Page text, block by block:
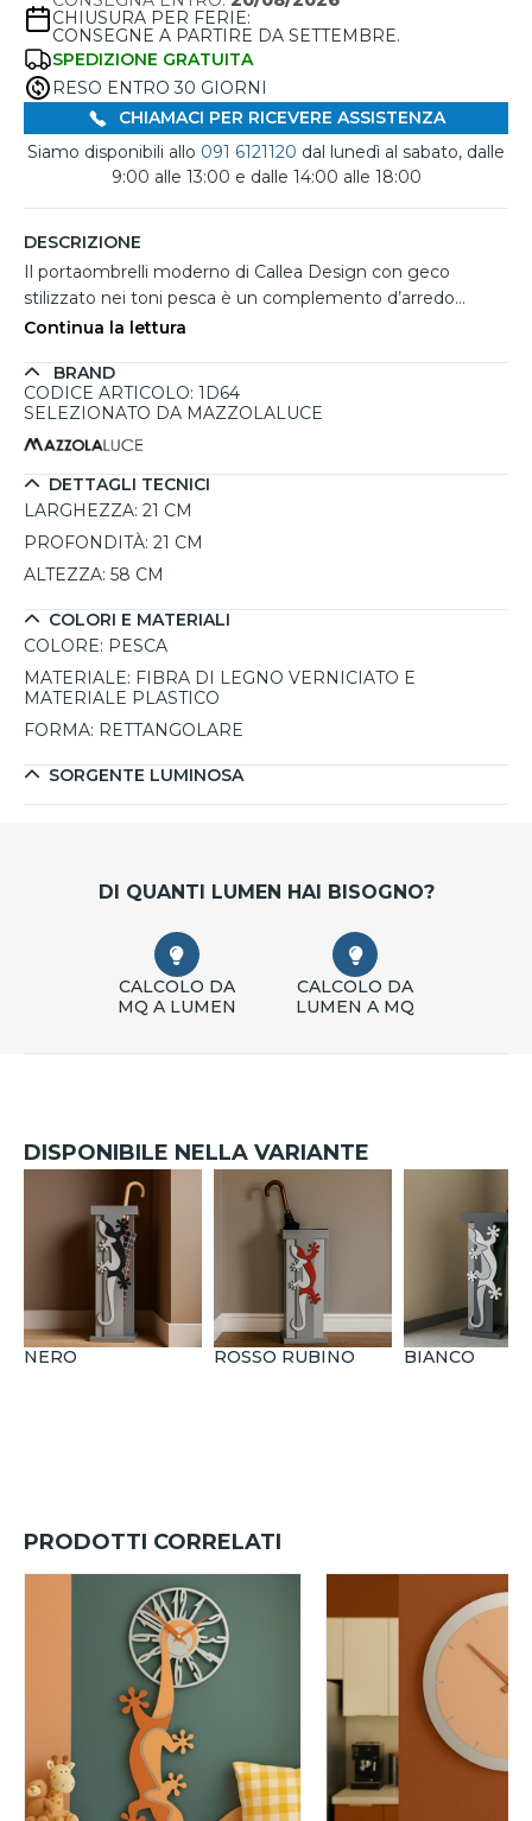
CHIUSURA PER FERIE:
CONSEGNE A PARTIRE DA SETTEMBRE.
SPEDIZIONE GRATUITA
RESO ENTRO 30 GIORNI
CHIAMACI PER RICEVERE ASSISTENZA
Siamo disponibili allo 091 6121120 dal lunedì al sabato, dalle
9:00 alle 13:00 e dalle 14:00 alle 18:00
DESCRIZIONE
Il portaombrelli moderno di Callea Design con geco
stilizzato nei toni pesca è un complemento d’arredo
elegante e originale, perfetto per impreziosire l’ingresso di
arricchito dalla sagoma decorativa del geco, si integra
armoniosamente anche in ambienti dallo stile etnico o
dettagli in materiale plastico, offre resistenza e
leggerezza, garantendo funzionalità e durabilità. La
delicata tonalità pesca dona calore e raffinatezza,
rendendolo un elemento decorativo versatile e
artigianalmente in Italia, è disponibile in diverse varianti
cromatiche per adattarsi a ogni esigenza di arredo.
Continua la lettura
BRAND
CODICE ARTICOLO: 1D64
SELEZIONATO DA MAZZOLALUCE
DETTAGLI TECNICI
LARGHEZZA: 21 CM
PROFONDITÀ: 21 CM
ALTEZZA: 58 CM
COLORI E MATERIALI
COLORE: PESCA
MATERIALE: FIBRA DI LEGNO VERNICIATO E
MATERIALE PLASTICO
FORMA: RETTANGOLARE
SORGENTE LUMINOSA
DI QUANTI LUMEN HAI BISOGNO?
CALCOLO DA
MQ A LUMEN
CALCOLO DA
LUMEN A MQ
DISPONIBILE NELLA VARIANTE
NERO ROSSO RUBINO BIANCO
PRODOTTI CORRELATI